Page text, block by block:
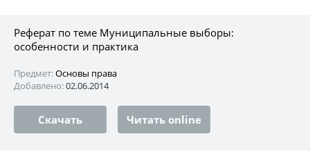
Реферат по теме Муниципальные выборы:
особенности и практика
Предмет:Основы права
Добавлено:02.06.2014
Скачать Читать online